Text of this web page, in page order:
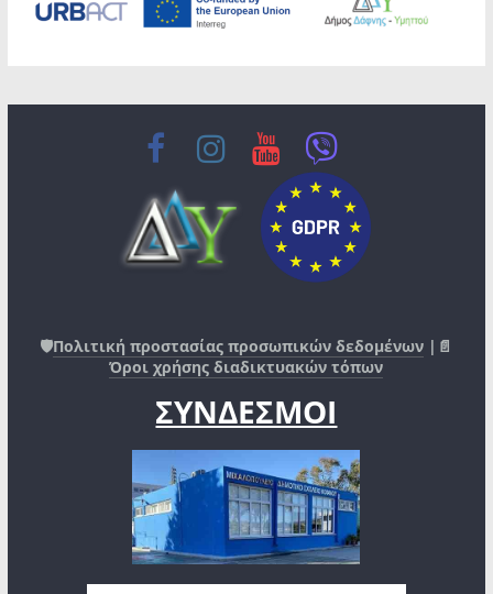
🛡️Πολιτική προστασίας προσωπικών δεδομένων |📄
Όροι χρήσης διαδικτυακών τόπων
ΣΥΝΔΕΣΜΟΙ